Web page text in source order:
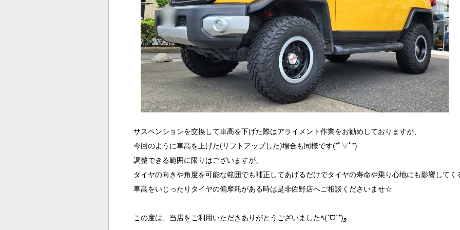
サスペンションを交換して車高を下げた際はアライメント作業をお勧めしておりますが、
今回のように車高を上げた(リフトアップした)場合も同様です(*ﾟ▽ﾟ*)
調整できる範囲に限りはございますが、
タイヤの向きや角度を可能な範囲でも補正してあげるだけでタイヤの寿命や乗り心地にも影響してく
車高をいじったりタイヤの偏摩耗がある時は是非佐野店へご相談くださいませ☆
この度は、当店をご利用いただきありがとうございました٩(ˊᗜˋ*)و